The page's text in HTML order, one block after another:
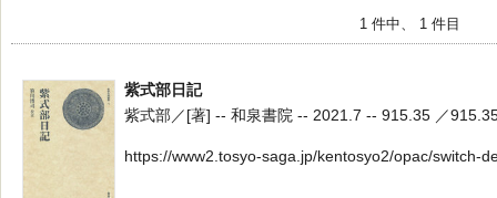
1 件中、 1 件目
紫式部日記
紫式部／[著] -- 和泉書院 -- 2021.7 -- 915.35 ／
https://www2.tosyo-saga.jp/kentosyo2/opac/switch-